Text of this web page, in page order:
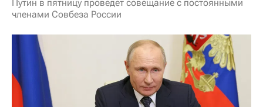
Путин в пятницу проведет совещание с постоянными
членами Совбеза России